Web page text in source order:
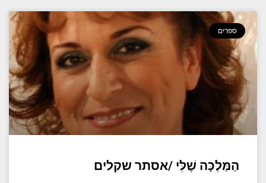
ספרים
הַמַּלְכָּה שֶׁלִּי /אסתר שקלים